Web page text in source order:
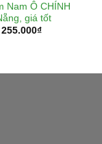
Nam Ô CHÍNH
giá tốt
255.000₫